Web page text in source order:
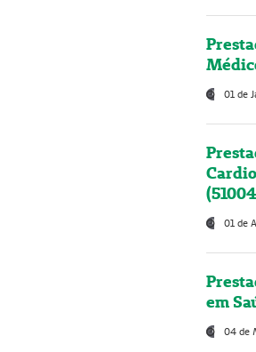
01 de
01 de
em
04 de